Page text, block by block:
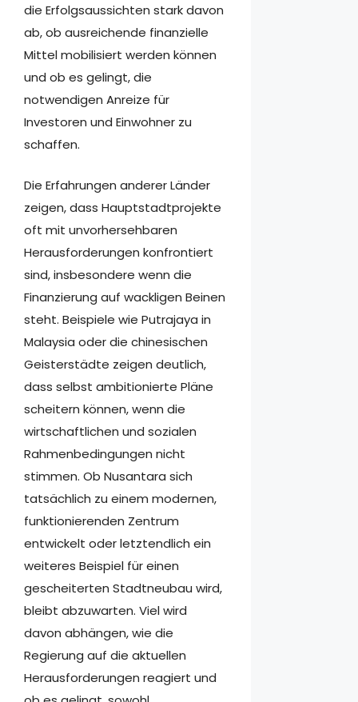
die Erfolgsaussichten stark davon
ab, ob ausreichende finanzielle
Mittel mobilisiert werden können
und ob es gelingt, die
notwendigen Anreize für
Investoren und Einwohner zu
schaffen.
Die Erfahrungen anderer Länder
zeigen, dass Hauptstadtprojekte
oft mit unvorhersehbaren
Herausforderungen konfrontiert
sind, insbesondere wenn die
Finanzierung auf wackligen Beinen
steht. Beispiele wie Putrajaya in
Malaysia oder die chinesischen
Geisterstädte zeigen deutlich,
dass selbst ambitionierte Pläne
scheitern können, wenn die
wirtschaftlichen und sozialen
Rahmenbedingungen nicht
stimmen. Ob Nusantara sich
tatsächlich zu einem modernen,
funktionierenden Zentrum
entwickelt oder letztendlich ein
weiteres Beispiel für einen
gescheiterten Stadtneubau wird,
bleibt abzuwarten. Viel wird
davon abhängen, wie die
Regierung auf die aktuellen
Herausforderungen reagiert und